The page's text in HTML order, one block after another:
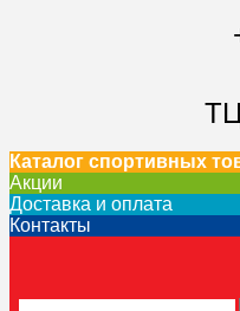
Каталог спортивных
Акции
Доставка и оплата
Контакты